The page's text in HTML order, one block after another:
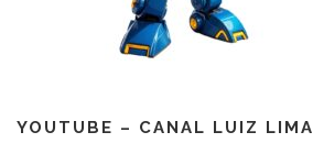
YOUTUBE – CANAL LUIZ LIMA